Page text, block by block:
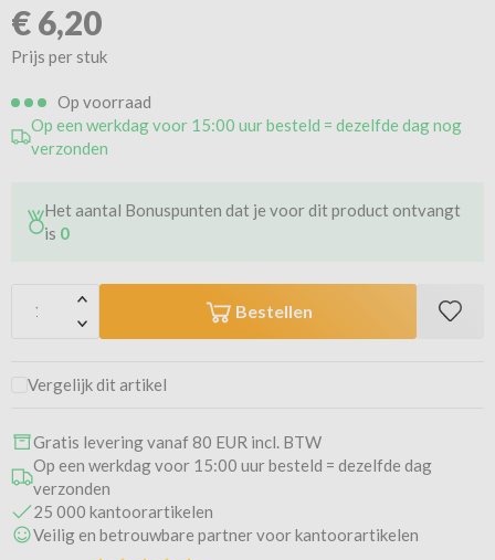
€6,20
Prijs per stuk
Op voorraad
Op een werkdag voor 15:00 uur besteld = dezelfde dag nog
verzonden
Het aantal Bonuspunten dat je voor dit product ontvangt
is 0
Bestellen
Vergelijk dit artikel
Gratis levering vanaf 80 EUR incl. BTW
Op een werkdag voor 15:00 uur besteld = dezelfde dag
verzonden
25 000 kantoorartikelen
Veilig en betrouwbare partner voor kantoorartikelen